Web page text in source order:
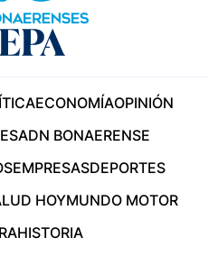
ECONOMÍAOPINIÓN
ADN BONAERENSE
EMPRESASDEPORTES
HOYMUNDO MOTOR
HISTORIA